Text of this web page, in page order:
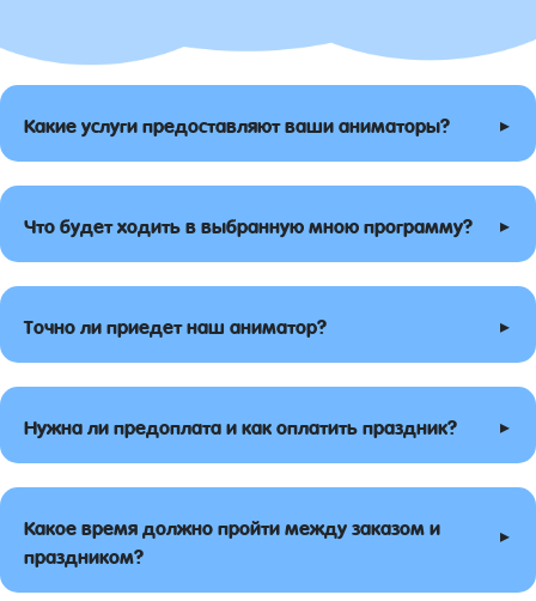
Какие услуги предоставляют ваши аниматоры? ▸
Что будет ходить в выбранную мною программу? ▸
Точно ли приедет наш аниматор? ▸
Нужна ли предоплата и как оплатить праздник? ▸
Какое время должно пройти между заказом и
праздником?
▸